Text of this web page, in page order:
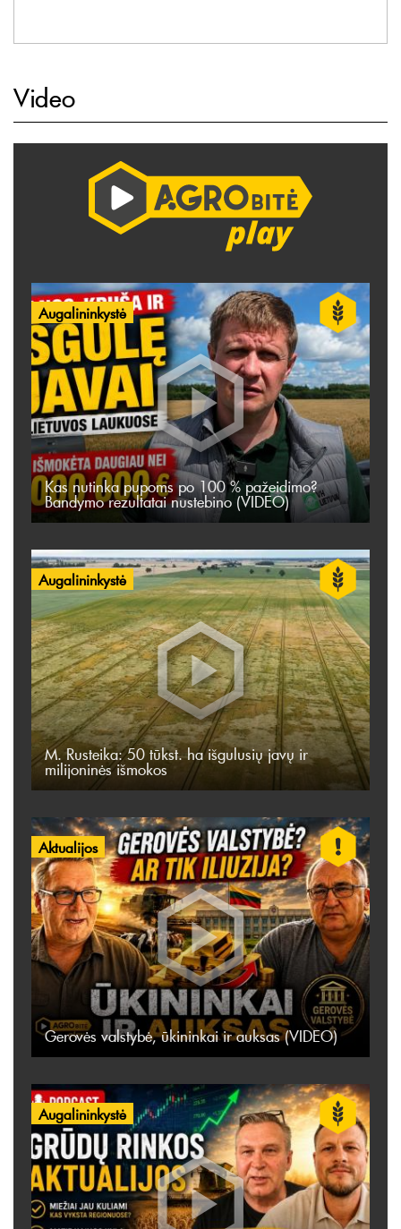
Video
Augalininkystė
Kas nutinka pupoms po 100 % pažeidimo?
Bandymo rezultatai nustebino (VIDEO)
Augalininkystė
M. Rusteika: 50 tūkst. ha išgulusių javų ir
milijoninės išmokos
Aktualijos
Gerovės valstybė, ūkininkai ir auksas (VIDEO)
Augalininkystė